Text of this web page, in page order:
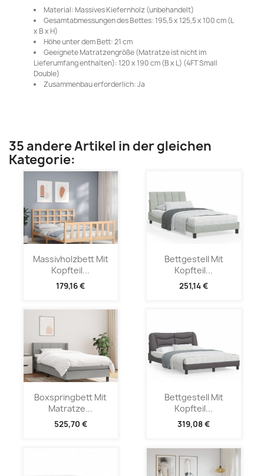
Material: Massives Kiefernholz (unbehandelt)
Gesamtabmessungen des Bettes: 195,5 x 125,5 x 100 cm (L
x B x H)
Höhe unter dem Bett: 21 cm
Geeignete Matratzengröße (Matratze ist nicht im
Lieferumfang enthalten): 120 x 190 cm (B x L) (4FT Small
Double)
Zusammenbau erforderlich: Ja
35 andere Artikel in der gleichen
Kategorie:
Massivholzbett Mit
Kopfteil...
179,16 €
Bettgestell Mit
Kopfteil...
251,14 €
Boxspringbett Mit
Matratze...
525,70 €
Bettgestell Mit
Kopfteil...
319,08 €